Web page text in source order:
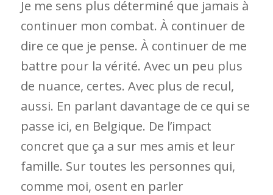
Je me sens plus déterminé que jamais à
continuer mon combat. À continuer de
dire ce que je pense. À continuer de me
battre pour la vérité. Avec un peu plus
de nuance, certes. Avec plus de recul,
aussi. En parlant davantage de ce qui se
passe ici, en Belgique. De l’impact
concret que ça a sur mes amis et leur
famille. Sur toutes les personnes qui,
comme moi, osent en parler